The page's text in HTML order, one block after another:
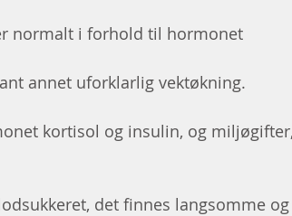
normalt i forhold til hormonet
annet uforklarlig vektøkning.
kortisol og insulin, og
det finnes langsomme